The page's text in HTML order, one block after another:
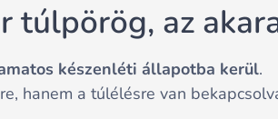
túlpörög, az
készenléti állapotba kerül.
hanem a túlélésre van